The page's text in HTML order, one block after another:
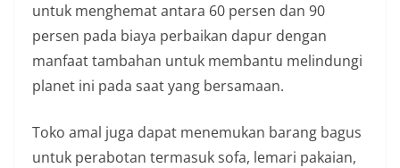
untuk menghemat antara 60 persen dan 90
persen pada biaya perbaikan dapur dengan
manfaat tambahan untuk membantu melindungi
planet ini pada saat yang bersamaan.
Toko amal juga dapat menemukan barang bagus
untuk perabotan termasuk sofa, lemari pakaian,